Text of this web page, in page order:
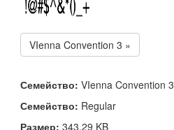
VIenna Convention 3 »
Семейство: VIenna Convention 3
Семейство: Regular
Размер: 343.29 KB